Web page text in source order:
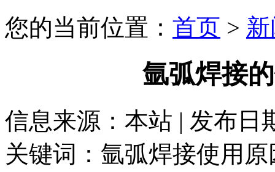
您的当前位置： 首页 >
氩弧焊接
信息来源：本站 | 发布日
关键词：氩弧焊接使用原